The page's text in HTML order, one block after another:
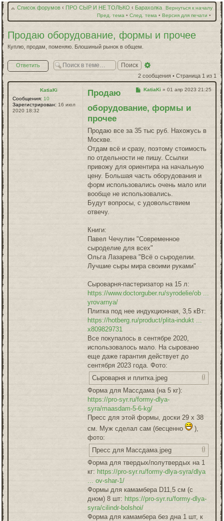
Список форумов ‹ ПРО СЫР И НЕ ТОЛЬКО ‹ Барахолка
Вернуться к началу
Версия для печати •
След. тема •
Пред. тема •
Продаю оборудование, формы и прочее
Куплю, продам, поменяю. Блошиный рынок в общем.
Ответить
2 сообщения • Страница 1 из 1
KatiaKi
Сообщения: 10
Зарегистрирован: 16 июл
2020 18:32
Сообщение
KatiaKi » 01 апр 2023 21:25
Продаю
оборудование, формы и
прочее
Продаю все за 35 тыс руб. Нахожусь в
Москве.
Отдам всё и сразу, поэтому стоимость
по отдельности не пишу. Ссылки
привожу для ориентира на начальную
цену. Большая часть оборудования и
форм использовались очень мало или
вообще не использовались.
Будут вопросы, с удовольствием
отвечу.
Книги:
Павел Чечулин "Современное
сыроделие для всех"
Ольга Лазарева "Всё о сыроделии.
Лучшие сыры мира своими руками"
Сыроварня-пастеризатор на 15 л:
https://www.doctorguber.ru/syrodelie/ob ...
yrovarnya/
Плитка под нее индукционная, 3,5 кВт:
https://hotberg.ru/product/plita-indukt ...
x809829731
Все покупалось в сентябре 2020,
использовалось мало. На сырованю
еще даже гарантия действует до
сентября 2023 года. Фото:
Сыроварня и плитка.jpeg
Форма для Массдама (на 5 кг):
https://pro-syr.ru/formy-dlya-
syra/maasdam-5-6-kg/
Пресс для этой формы, доски 29 х 38
см. Муж сделал сам (бесценно
),
фото:
Пресс для Массдама.jpeg
Форма для твердых/полутвердых на 1
кг: https://pro-syr.ru/formy-dlya-syra/dlya
... ov-shar-1/
Формы для камамбера D11,5 см (с
дном) 8 шт: https://pro-syr.ru/formy-dlya-
syra/cilindr-bolshoi/
Форма для камамбера без дна 1 шт, к